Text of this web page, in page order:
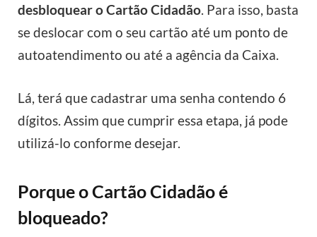
desbloquear o Cartão Cidadão. Para isso, basta
se deslocar com o seu cartão até um ponto de
autoatendimento ou até a agência da Caixa.
Lá, terá que cadastrar uma senha contendo 6
dígitos. Assim que cumprir essa etapa, já pode
utilizá-lo conforme desejar.
Porque o Cartão Cidadão é
bloqueado?